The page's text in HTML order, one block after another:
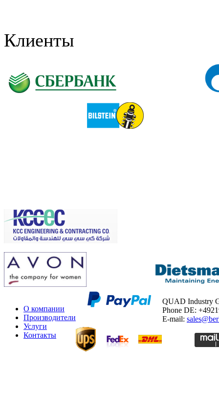
Клиенты
О компании
Производители
Услуги
Контакты
QUAD Industry
Phone DE:
E-mail: